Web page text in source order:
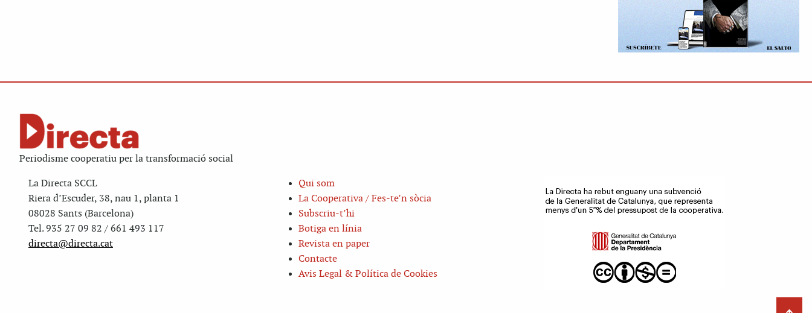
Periodisme cooperatiu per la transformació social
La Directa SCCL
Riera d’Escuder, 38, nau 1, planta 1
08028 Sants (Barcelona)
Tel. 935 27 09 82 / 661 493 117
directa@directa.cat
Qui som
La Cooperativa / Fes-te’n sòcia
Subscriu-t’hi
Botiga en línia
Revista en paper
Contacte
Avis Legal & Política de Cookies